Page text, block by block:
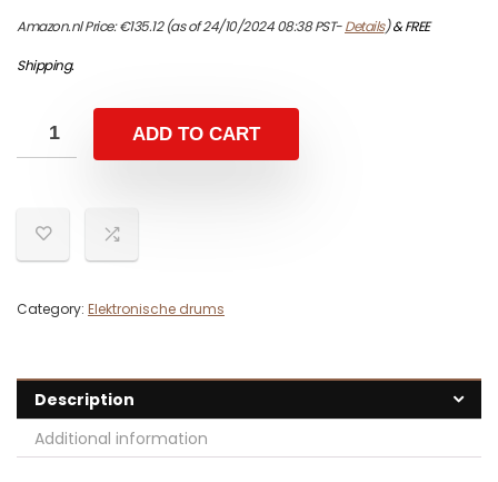
Amazon.nl Price:€135.12(as of 24/10/2024 08:38 PST-Details)&FREE
Shipping.
ADD TO CART
Category: Elektronische drums
Description
Additional information